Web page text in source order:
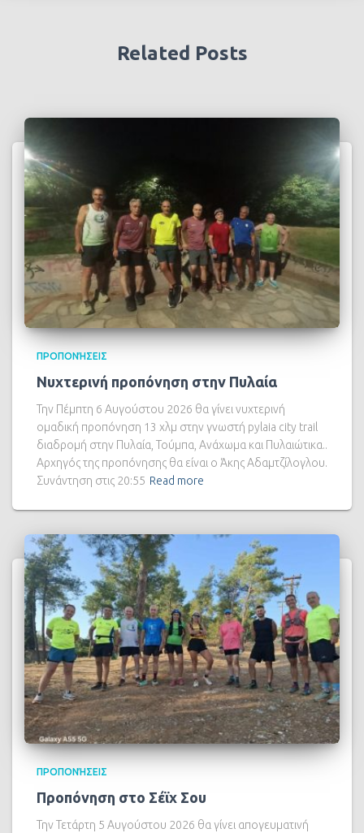
Related Posts
ΠΡΟΠΟΝΉΣΕΙΣ
Νυχτερινή προπόνηση στην Πυλαία
Την Πέμπτη 6 Αυγούστου 2026 θα γίνει νυχτερινή
ομαδική προπόνηση 13 χλμ στην γνωστή pylaia city trail
διαδρομή στην Πυλαία, Τούμπα, Ανάχωμα και Πυλαιώτικα..
Αρχηγός της προπόνησης θα είναι ο Άκης Αδαμτζίλογλου.
Συνάντηση στις 20:55 Read more
ΠΡΟΠΟΝΉΣΕΙΣ
Προπόνηση στο Σέϊχ Σου
Την Τετάρτη 5 Αυγούστου 2026 θα γίνει απογευματινή